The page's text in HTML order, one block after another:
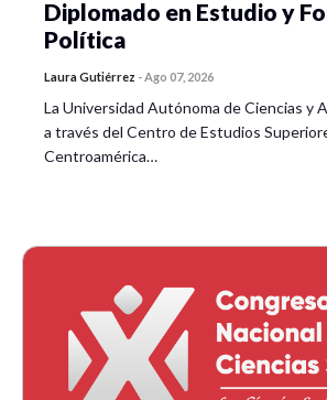
Diplomado en Estudio y
Política
Laura Gutiérrez -Ago 07, 2026
La Universidad Autónoma de Ciencias y
a través del Centro de Estudios
Centroamérica…